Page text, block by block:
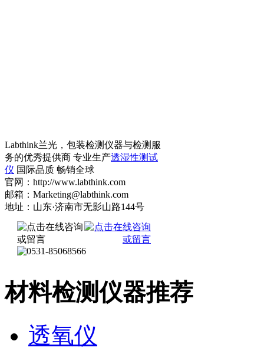
Labthink兰光，包装检测仪器与检测服
务的优秀提供商 专业生产透湿性测试
仪 国际品质 畅销全球
官网：http://www.labthink.com
邮箱：Marketing@labthink.com
地址：山东·济南市无影山路144号
材料检测仪器推荐
透氧仪